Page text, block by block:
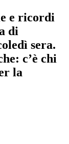
e ricordi
di
sera.
c’è chi
la